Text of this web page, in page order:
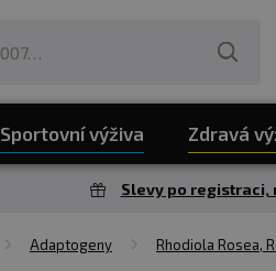
Sportovní výživa Zdravá
Slevy po registraci,
Adaptogeny Rhodiola Rosea,